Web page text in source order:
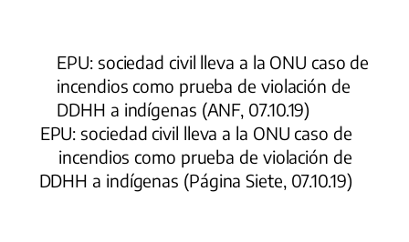
EPU: sociedad civil lleva a la ONU caso de
incendios como prueba de violación de
DDHH a indígenas (ANF, 07.10.19)
EPU: sociedad civil lleva a la ONU caso de
incendios como prueba de violación de
DDHH a indígenas (Página Siete, 07.10.19)